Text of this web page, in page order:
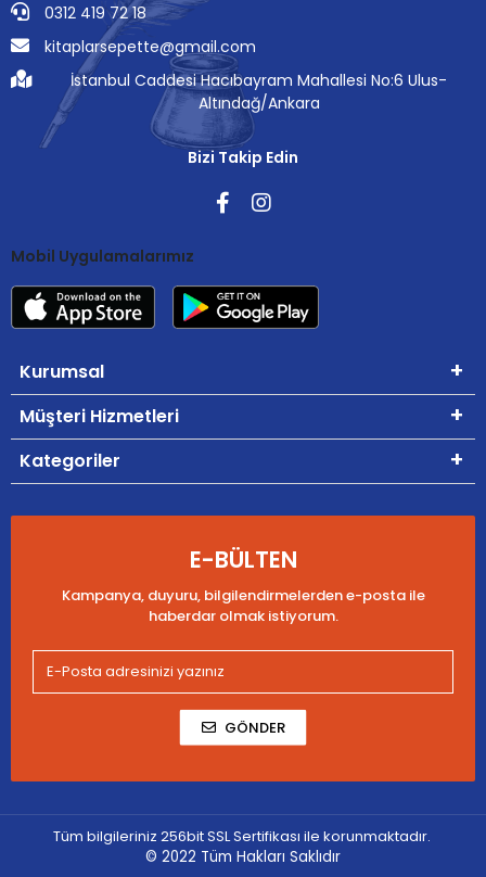
0312 419 72 18
kitaplarsepette@gmail.com
İstanbul Caddesi Hacıbayram Mahallesi No:6 Ulus-
Altındağ/Ankara
Bizi Takip Edin
Mobil Uygulamalarımız
Kurumsal
Müşteri Hizmetleri
Kategoriler
E-BÜLTEN
Kampanya, duyuru, bilgilendirmelerden e-posta ile
haberdar olmak istiyorum.
GÖNDER
Tüm bilgileriniz 256bit SSL Sertifikası ile korunmaktadır.
© 2022 Tüm Hakları Saklıdır